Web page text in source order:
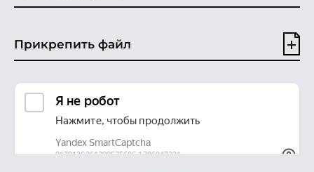
Прикрепить файл